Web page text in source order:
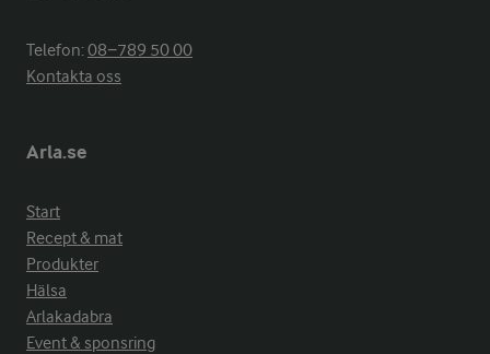
Telefon:08−789 50 00
Kontakta oss
Arla.se
Start
Recept & mat
Produkter
Hälsa
Arlakadabra
Event & sponsring